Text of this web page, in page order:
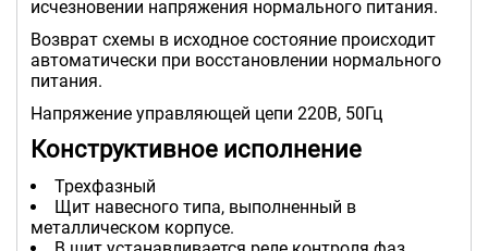
исчезновении напряжения нормального питания.
Возврат схемы в исходное состояние происходит
автоматически при восстановлении нормального
питания.
Напряжение управляющей цепи 220В, 50Гц
Конструктивное исполнение
Трехфазный
Щит навесного типа, выполненный в
металлическом корпусе.